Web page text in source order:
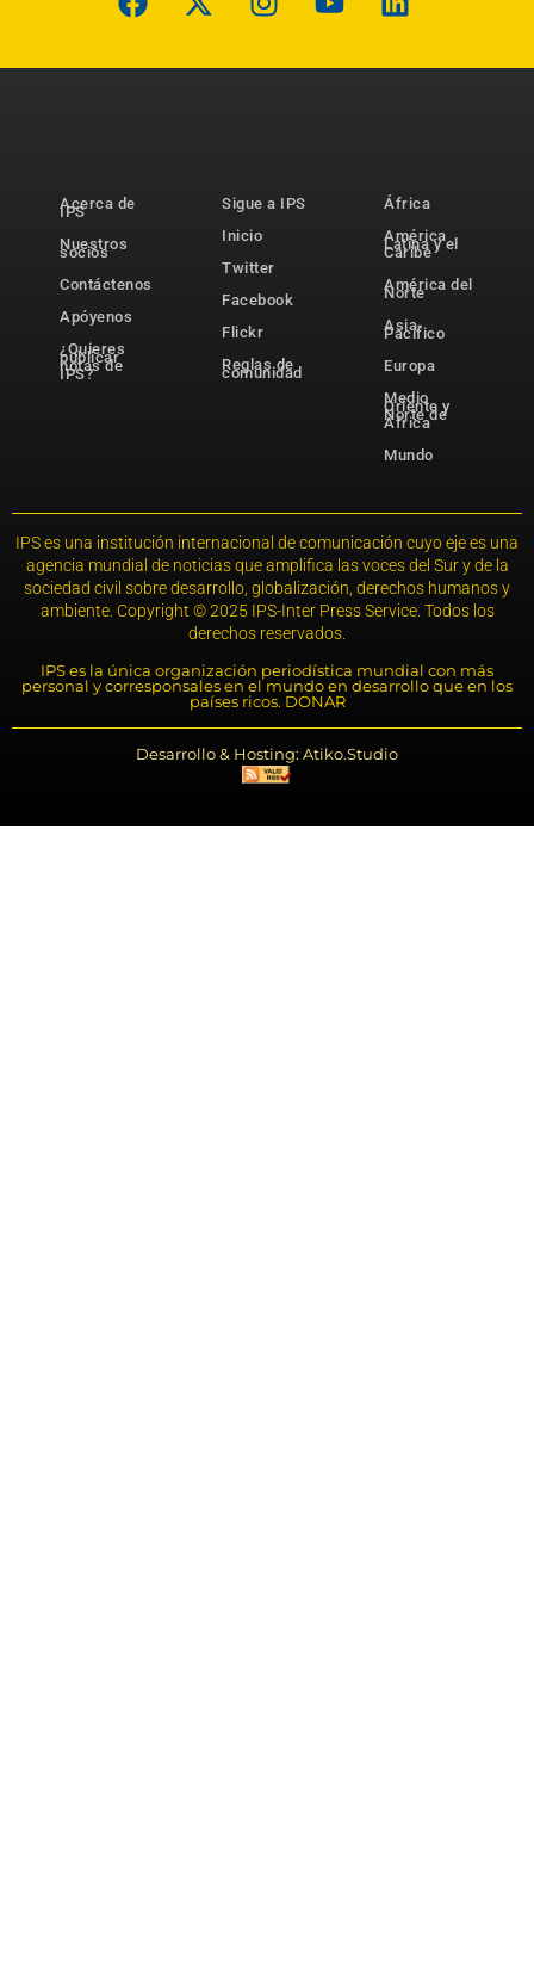
Acerca de
IPS
Nuestros
socios
Contáctenos
Apóyenos
¿Quieres
publicar
notas de
IPS?
Sigue a IPS
Inicio
Twitter
Facebook
Flickr
Reglas de
comunidad
África
América
Latina y el
Caribe
América del
Norte
Asia-
Pacífico
Europa
Medio
Oriente y
Norte de
África
Mundo
IPS es una institución internacional de comunicación cuyo eje es una
agencia mundial de noticias que amplifica las voces del Sur y de la
sociedad civil sobre desarrollo, globalización, derechos humanos y
ambiente. Copyright © 2025 IPS-Inter Press Service. Todos los
derechos reservados.
IPS es la única organización periodística mundial con más
personal y corresponsales en el mundo en desarrollo que en los
países ricos. DONAR
Desarrollo & Hosting: Atiko.Studio